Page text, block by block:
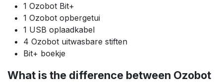
1 Ozobot Bit+
1 Ozobot opbergetui
1 USB oplaadkabel
4 Ozobot uitwasbare stiften
Bit+ boekje
What is the difference between Ozobot